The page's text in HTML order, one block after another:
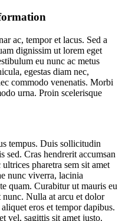
ac, tempor et lacus. Sed a
dignissim ut lorem eget
eu nunc ac metus
egestas diam nec,
commodo venenatis. Morbi
urna. Proin scelerisque
tempus. Duis sollicitudin
sed. Cras hendrerit accumsan
pharetra sem sit amet
nunc viverra, lacinia
quam. Curabitur ut mauris eu
Nulla at arcu et dolor
eros et tempor dapibus.
vel, sagittis sit amet justo.